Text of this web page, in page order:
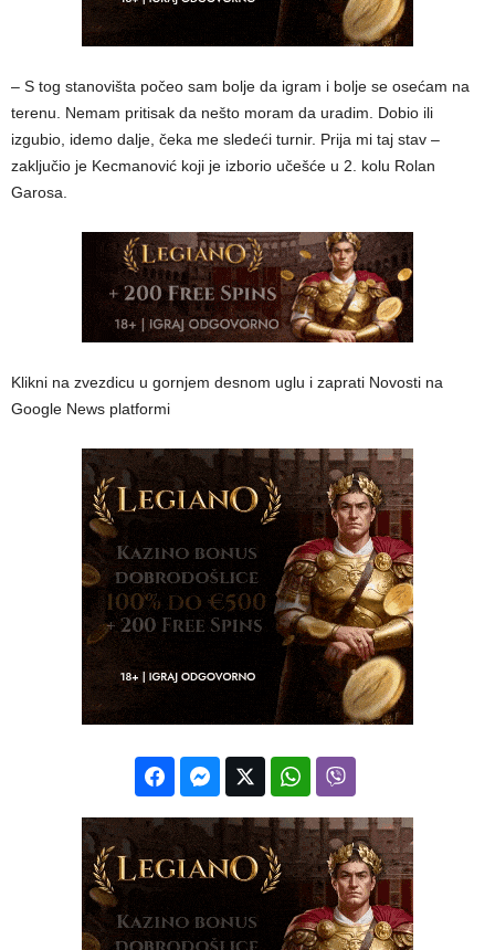
– S tog stanovišta počeo sam bolje da igram i bolje se osećam na
terenu. Nemam pritisak da nešto moram da uradim. Dobio ili
izgubio, idemo dalje, čeka me sledeći turnir. Prija mi taj stav –
zaključio je Kecmanović koji je izborio učešće u 2. kolu Rolan
Garosa.
Klikni na zvezdicu u gornjem desnom uglu i zaprati Novosti na
Google News platformi